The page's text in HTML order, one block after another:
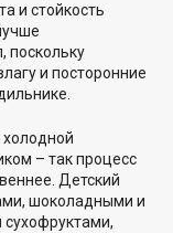
и стойкость
поскольку
и посторонние
холодной
– так процесс
Детский
шоколадными и